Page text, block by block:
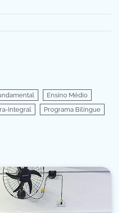
Ensino Médio
Integral Programa Bilíngue